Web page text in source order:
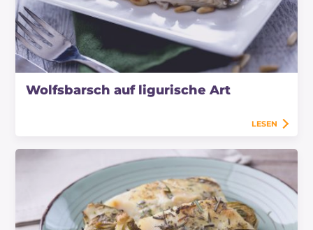
Wolfsbarsch auf ligurische Art
LESEN